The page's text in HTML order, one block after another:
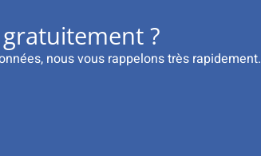
?
nous vous rappelons très rapidement.